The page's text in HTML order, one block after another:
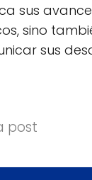
sus
sino
sus
post